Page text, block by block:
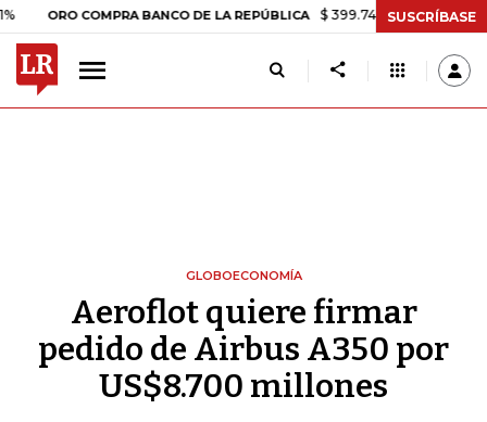
COMPRA BANCO DE LA REPÚBLICA $ 399.745,16 +$ 2.295,71 +0,58%
SUSCRÍBASE
GLOBOECONOMÍA
Aeroflot quiere firmar
pedido de Airbus A350 por
US$8.700 millones